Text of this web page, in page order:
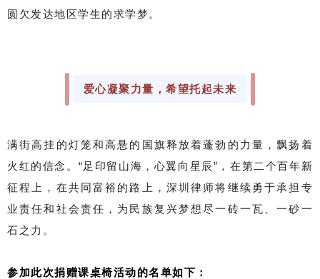
圆欠发达地区学生的求学梦。
爱心凝聚力量，希望托起未来
满街高挂的灯笼和高悬的国旗释放着蓬勃的力量，飘扬着
火红的信念。“足印留山海，心翼向星辰”，在第二个百年新
征程上，在共同富裕的路上，深圳律师将继续勇于承担专
业责任和社会责任，为民族复兴梦想尽一砖一瓦、一砂一
石之力。
参加此次捐赠课桌椅活动的名单如下：